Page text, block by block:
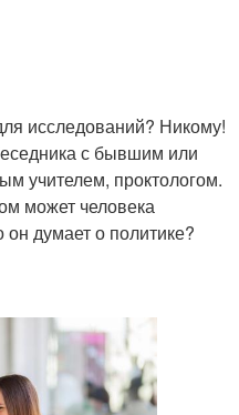
исследований? Никому!
с бывшим или
учителем, проктологом.
может человека
он думает о политике?